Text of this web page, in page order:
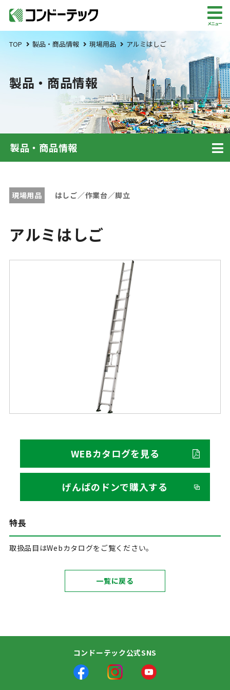
メニュー
TOP 製品・商品情報 現場用品 アルミはしご
製品・商品情報
製品・商品情報
現場用品 はしご／作業台／脚立
アルミはしご
WEBカタログを見る
げんばのドンで購入する
特長
取扱品目はWebカタログをご覧ください。
一覧に戻る
コンドーテック公式SNS